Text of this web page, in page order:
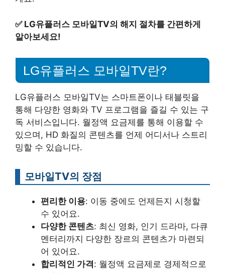
✅ LG유플러스 모바일TV의 해지 절차를 간편하게
알아보세요!
LG유플러스 모바일TV란?
LG유플러스 모바일TV는 스마트폰이나 태블릿을
통해 다양한 영화와 TV 프로그램을 즐길 수 있는 구
독 서비스입니다. 월정액 요금제를 통해 이용할 수
있으며, HD 화질의 콘텐츠를 언제 어디서나 스트리
밍할 수 있습니다.
모바일TV의 장점
편리한 이용: 이동 중에도 언제든지 시청할
수 있어요.
다양한 콘텐츠: 최신 영화, 인기 드라마, 다큐
멘터리까지 다양한 장르의 콘텐츠가 마련되
어 있어요.
합리적인 가격: 월정액 요금제로 경제적으로